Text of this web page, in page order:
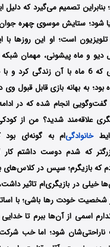
بنابراین تصمیم می‌گیرد که دلیل
شود؛ ستایش موسوی چهره
است؛ او این روزها با
دیو و ماه پیشونی، مهمان
شده است؛ نقشی که 6 ماه با آن زندگی
به بهانه بازی قابل قبول وی
گفت‌و‌گویی انجام شده که در
علاقه‌مند شدید؟ من از
خانوادگی‌ام به گونه‌ای
که شدم دوست داشتم
که بازیگرم؛ سپس در
خیلی در بازیگری‌ام تاثیر
شخصیت خودت رها باشی؛ با
اسمی از آن‌ها ببرم تا
ناراحتی‌شان شود؛ اما خب